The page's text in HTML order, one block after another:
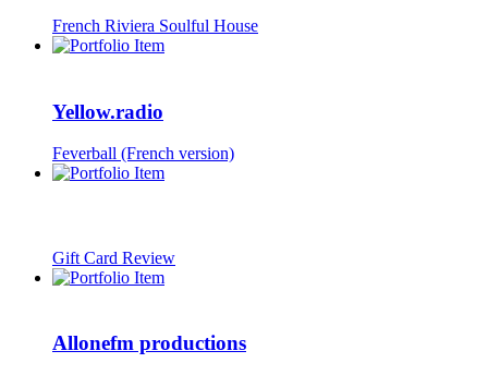
French Riviera Soulful House
Yellow.radio
Feverball (French version)
Gift Card Review
Allonefm productions